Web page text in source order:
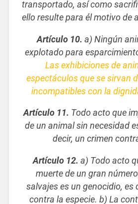
transportado, así como
ello resulte para él motivo de
Artículo 10. a) Ningún
explotado para
Las exhibiciones de
espectáculos que se sirvan
incompatibles con la
Artículo 11. Todo acto que
de un animal sin necesidad
decir, un crimen
Artículo 12. a) Todo acto
muerte de un gran
salvajes es un genocidio, es
contra la especie. b) La